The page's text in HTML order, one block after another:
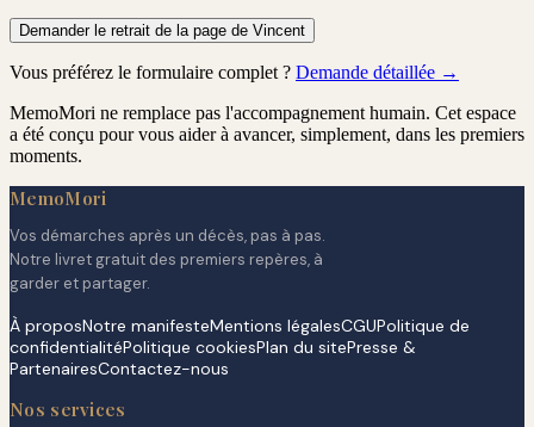
Demander le retrait de la page de Vincent
Vous préférez le formulaire complet ? Demande détaillée →
MemoMori ne remplace pas l'accompagnement humain. Cet espace
a été conçu pour vous aider à avancer, simplement, dans les premiers
moments.
MemoMori
Vos démarches après un décès, pas à pas.
Notre livret gratuit des premiers repères, à
garder et partager.
À proposNotre manifesteMentions légalesCGUPolitique de
confidentialitéPolitique cookiesPlan du sitePresse &
PartenairesContactez-nous
Nos services